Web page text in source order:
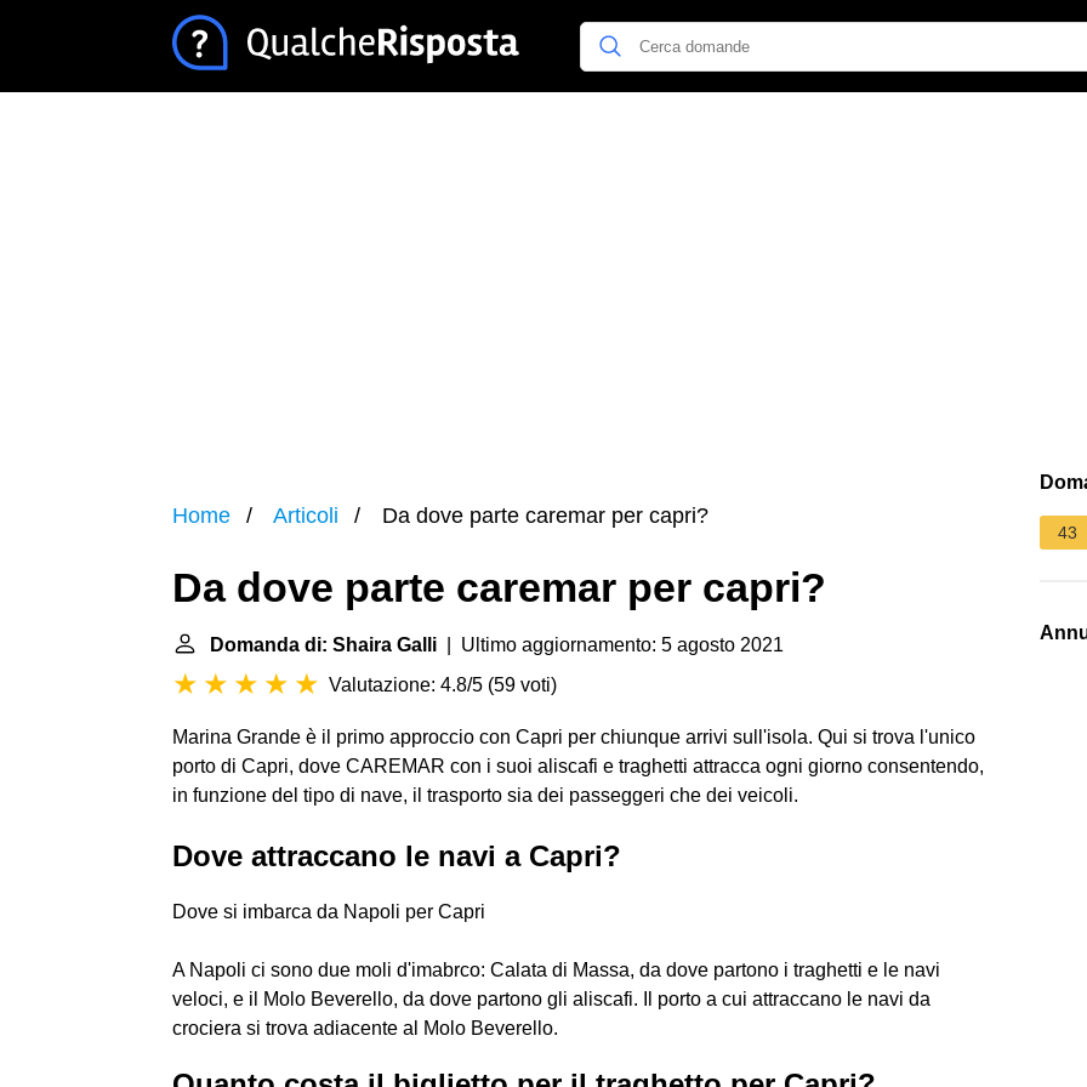
Home Articoli Da dove parte caremar per capri?
Da dove parte caremar per capri?
Domanda di: Shaira Galli | Ultimo aggiornamento: 5 agosto 2021
Valutazione: 4.8/5 (59 voti)
Marina Grande è il primo approccio con Capri per chiunque arrivi sull'isola. Qui si trova l'unico
porto di Capri, dove CAREMAR con i suoi aliscafi e traghetti attracca ogni giorno consentendo,
in funzione del tipo di nave, il trasporto sia dei passeggeri che dei veicoli.
Dove attraccano le navi a Capri?
Dove si imbarca da Napoli per Capri
A Napoli ci sono due moli d'imabrco: Calata di Massa, da dove partono i traghetti e le navi
veloci, e il Molo Beverello, da dove partono gli aliscafi. Il porto a cui attraccano le navi da
crociera si trova adiacente al Molo Beverello.
43